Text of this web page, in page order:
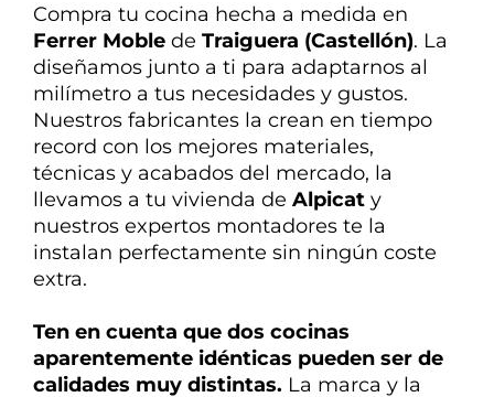
decoración te ayuda en todo
Compra tu cocina hecha a medida en
Ferrer Moble de Traiguera (Castellón). La
diseñamos junto a ti para adaptarnos al
milímetro a tus necesidades y gustos.
Nuestros fabricantes la crean en tiempo
record con los mejores materiales,
técnicas y acabados del mercado, la
llevamos a tu vivienda de Alpicat y
nuestros expertos montadores te la
instalan perfectamente sin ningún coste
extra.
Ten en cuenta que dos cocinas
aparentemente idénticas pueden ser de
calidades muy distintas. La marca y la